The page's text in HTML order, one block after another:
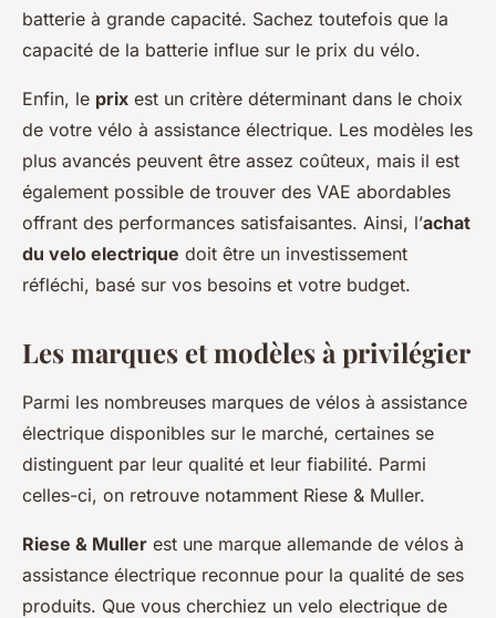
batterie à grande capacité. Sachez toutefois que la
capacité de la batterie influe sur le prix du vélo.
Enfin, le prix est un critère déterminant dans le choix
de votre vélo à assistance électrique. Les modèles les
plus avancés peuvent être assez coûteux, mais il est
également possible de trouver des VAE abordables
offrant des performances satisfaisantes. Ainsi, l’achat
du velo electrique doit être un investissement
réfléchi, basé sur vos besoins et votre budget.
Les marques et modèles à privilégier
Parmi les nombreuses marques de vélos à assistance
électrique disponibles sur le marché, certaines se
distinguent par leur qualité et leur fiabilité. Parmi
celles-ci, on retrouve notamment Riese & Muller.
Riese & Muller est une marque allemande de vélos à
assistance électrique reconnue pour la qualité de ses
produits. Que vous cherchiez un velo electrique de